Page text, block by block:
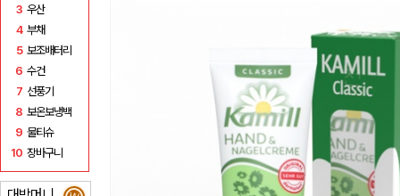
3 우산
4 부채
5 보조배터리
6 수건
7 선풍기
8 보온보냉백
9 물티슈
10 장바구니